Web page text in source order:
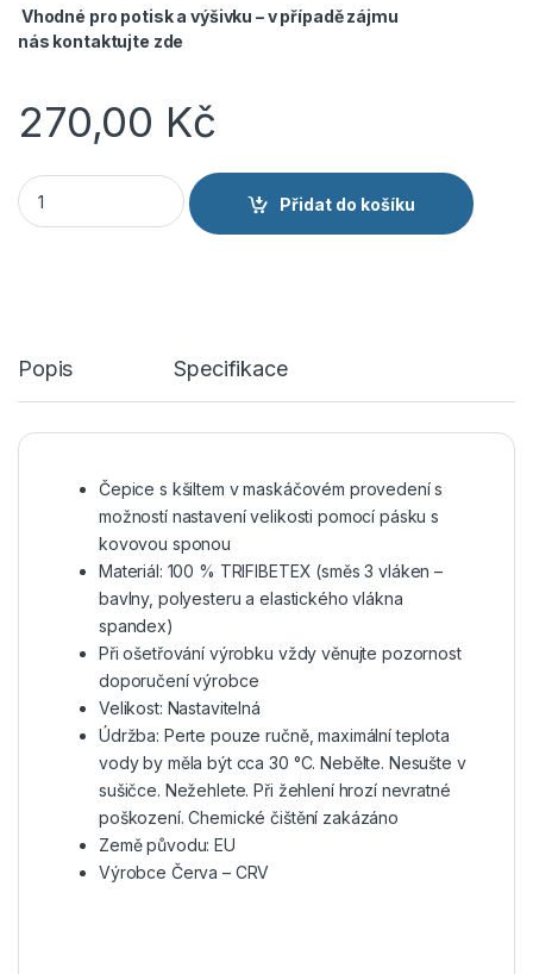
Vhodné pro potisk a výšivku – v případě zájmu
nás kontaktujte zde
270,00 Kč
Cerva Kšiltovka NEURUM Camouflage Antracitová množství
Přidat do košíku
Popis Specifikace
Čepice s kšiltem v maskáčovém provedení s
možností nastavení velikosti pomocí pásku s
kovovou sponou
Materiál: 100 % TRIFIBETEX (směs 3 vláken –
bavlny, polyesteru a elastického vlákna
spandex)
Při ošetřování výrobku vždy věnujte pozornost
doporučení výrobce
Velikost: Nastavitelná
Údržba: Perte pouze ručně, maximální teplota
vody by měla být cca 30 °C. Nebělte. Nesušte v
sušičce. Nežehlete. Při žehlení hrozí nevratné
poškození. Chemické čištění zakázáno
Země původu: EU
Výrobce Červa – CRV